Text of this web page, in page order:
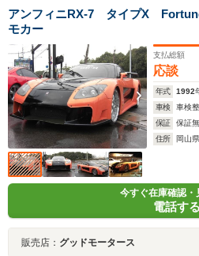
アンフィニRX-7 タイプX
モカー
支払総額
応談
年式 1992
車検
車検
保証
保証無
住所
岡山
今すぐ在庫確認・
電話する
販売店： グッドモータース